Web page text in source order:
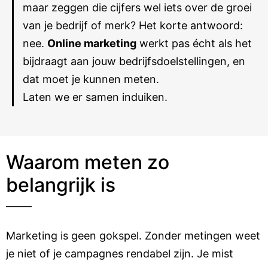
maar zeggen die cijfers wel iets over de groei
van je bedrijf of merk? Het korte antwoord:
nee. Online marketing werkt pas écht als het
bijdraagt aan jouw bedrijfsdoelstellingen, en
dat moet je kunnen meten.
Laten we er samen induiken.
Waarom meten zo
belangrijk is
Marketing is geen gokspel. Zonder metingen weet
je niet of je campagnes rendabel zijn. Je mist